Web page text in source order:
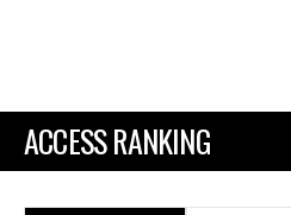
ACCESS RANKING